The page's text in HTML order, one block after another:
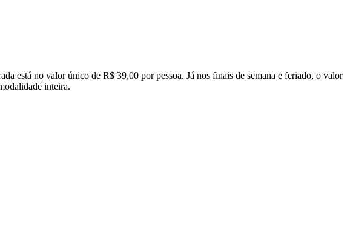
está no valor único de R$ 39,00 por pessoa. Já nos finais de semana e feriado, o valor
inteira.